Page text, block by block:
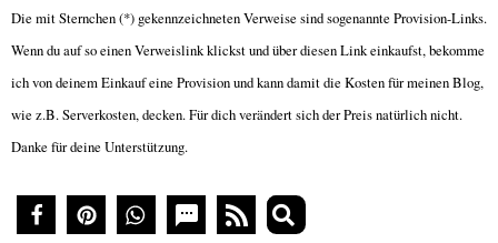
Die mit Sternchen (*) gekennzeichneten Verweise sind sogenannte Provision-Links.
Wenn du auf so einen Verweislink klickst und über diesen Link einkaufst, bekomme
ich von deinem Einkauf eine Provision und kann damit die Kosten für meinen Blog,
wie z.B. Serverkosten, decken. Für dich verändert sich der Preis natürlich nicht.
Danke für deine Unterstützung.